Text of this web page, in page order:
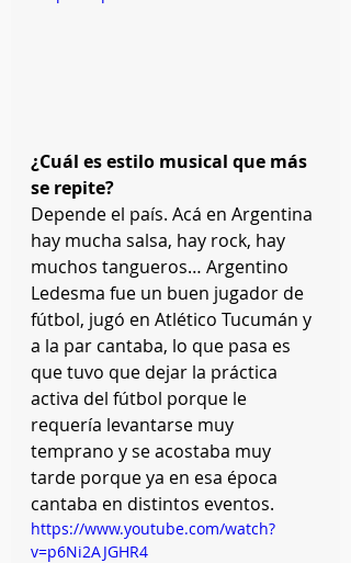
¿Cuál es estilo musical que más
se repite?
Depende el país. Acá en Argentina
hay mucha salsa, hay rock, hay
muchos tangueros… Argentino
Ledesma fue un buen jugador de
fútbol, jugó en Atlético Tucumán y
a la par cantaba, lo que pasa es
que tuvo que dejar la práctica
activa del fútbol porque le
requería levantarse muy
temprano y se acostaba muy
tarde porque ya en esa época
cantaba en distintos eventos.
https://www.youtube.com/watch?
v=p6Ni2AJGHR4